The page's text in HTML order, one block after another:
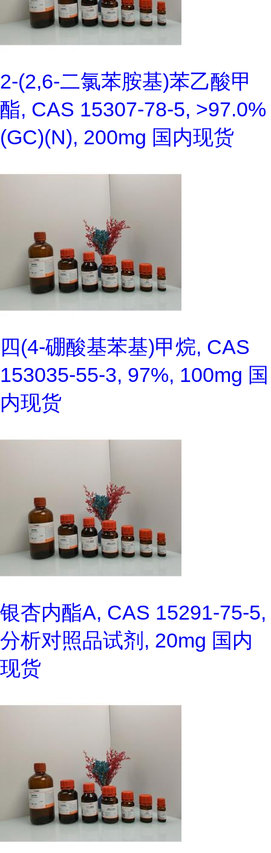
2-(2,6-二氯苯胺基)苯乙酸甲
酯, CAS 15307-78-5, >97.0%
(GC)(N), 200mg 国内现货
四(4-硼酸基苯基)甲烷, CAS
153035-55-3, 97%, 100mg 国
内现货
银杏内酯A, CAS 15291-75-5,
分析对照品试剂, 20mg 国内
现货